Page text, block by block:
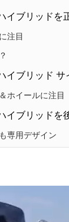
イブリッドを
注目
イブリッド サ
ホイールに注目
イブリッドを
専用デザイン